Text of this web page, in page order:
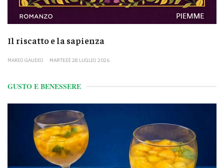
Il riscatto e la sapienza
MARIO GAUDIO MARTEDÌ 28 LUGLIO 2026
GUSTO E BENESSERE